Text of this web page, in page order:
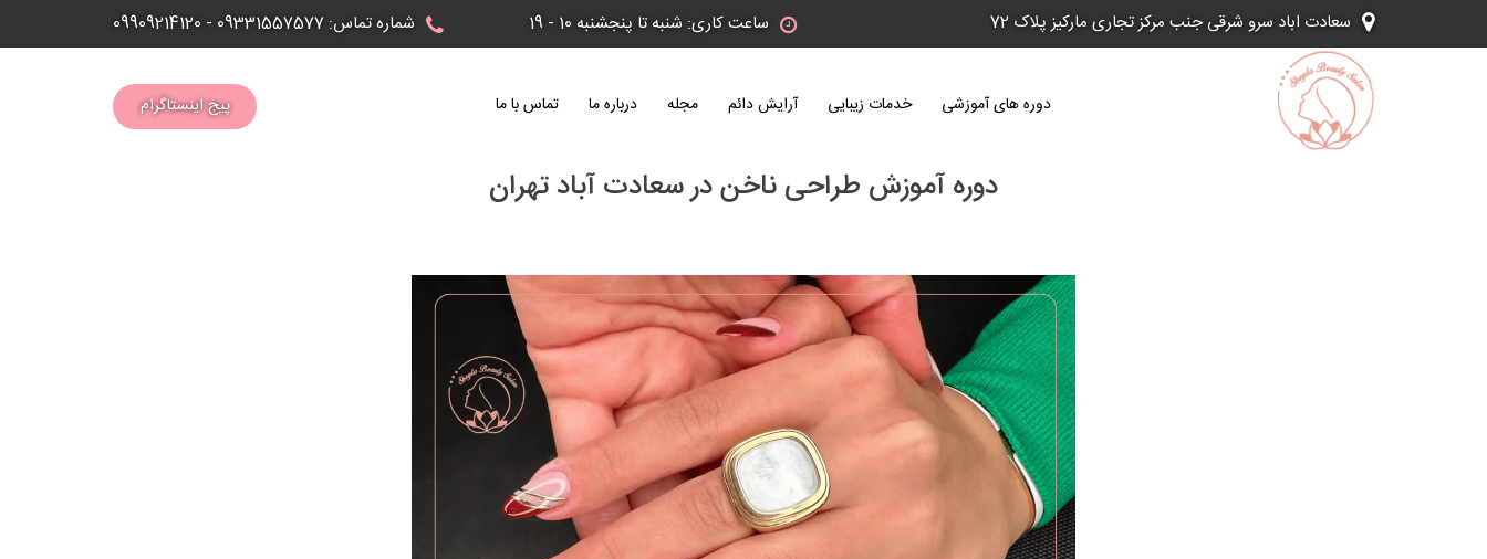
سعادت اباد سرو شرقی جنب مرکز تجاری مارکیز پلاک 72 شماره تماس: 09331557577
-
09909214120 ساعت کاری: شنبه تا پنجشنبه 10 - 19
دوره های آموزشی خدمات زیبایی آرایش دائم مجله درباره ما تماس با ما پیج اینستاگرام
دوره آموزش طراحی ناخن در سعادت آباد تهران